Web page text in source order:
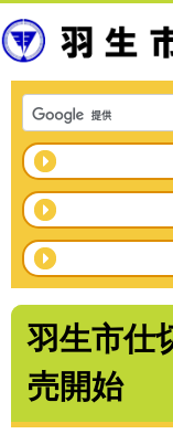
羽生市仕
売開始